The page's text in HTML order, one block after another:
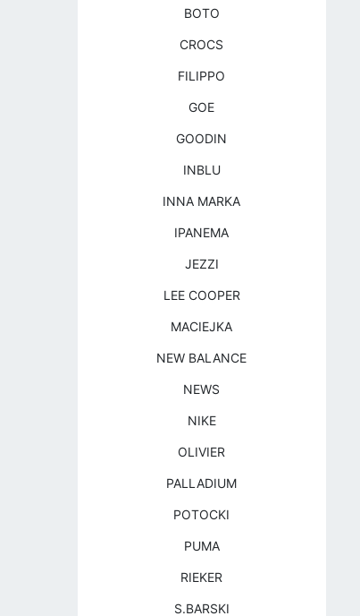
BOTO
CROCS
FILIPPO
GOE
GOODIN
INBLU
INNA MARKA
IPANEMA
JEZZI
LEE COOPER
MACIEJKA
NEW BALANCE
NEWS
NIKE
OLIVIER
PALLADIUM
POTOCKI
PUMA
RIEKER
S.BARSKI